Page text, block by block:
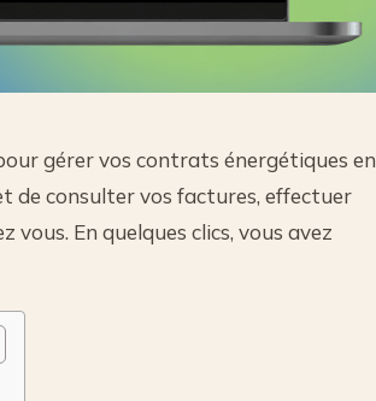
gérer vos contrats énergétiques en
de consulter vos factures, effectuer
En quelques clics, vous avez